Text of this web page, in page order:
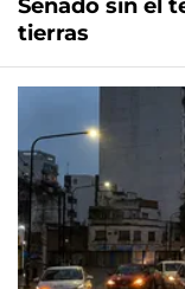
Senado sin el
tierras